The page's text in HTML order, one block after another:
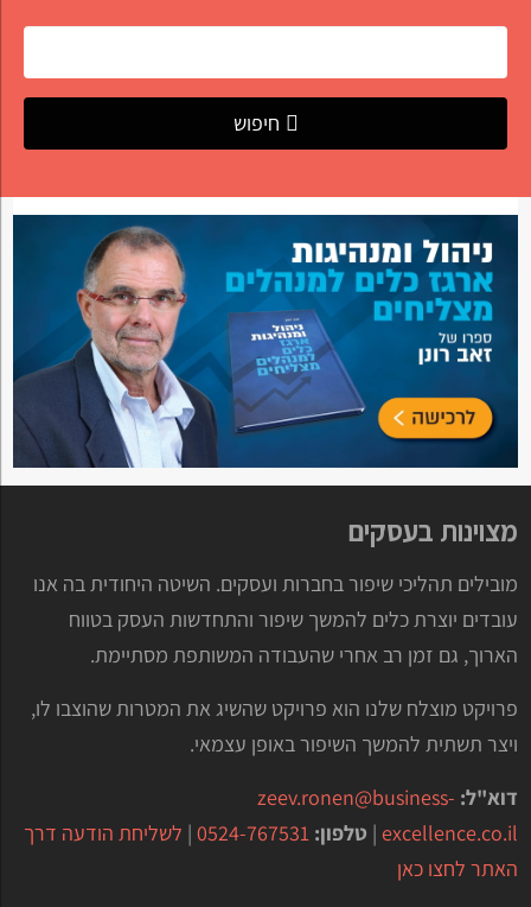
חיפוש
מצוינות בעסקים
מובילים תהליכי שיפור בחברות ועסקים. השיטה היחודית בה אנו
עובדים יוצרת כלים להמשך שיפור והתחדשות העסק בטווח
הארוך, גם זמן רב אחרי שהעבודה המשותפת מסתיימת.
פרויקט מוצלח שלנו הוא פרויקט שהשיג את המטרות שהוצבו לו,
ויצר תשתית להמשך השיפור באופן עצמאי.
דוא"ל: zeev.ronen@business-
excellence.co.il
| טלפון: 0524-767531
| לשליחת הודעה דרך
האתר לחצו כאן